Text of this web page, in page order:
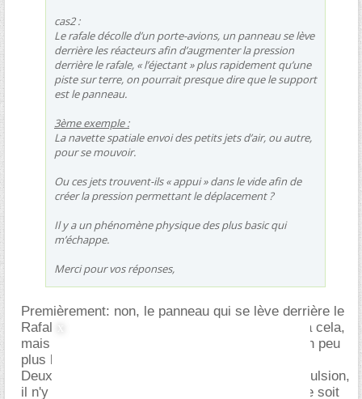
cas2 :
Le rafale décolle d’un porte-avions, un panneau se lève
derrière les réacteurs afin d’augmenter la pression
derrière le rafale, « l’éjectant » plus rapidement qu’une
piste sur terre, on pourrait presque dire que le support
est le panneau.
3ème exemple :
La navette spatiale envoi des petits jets d’air, ou autre,
pour se mouvoir.
Ou ces jets trouvent-ils « appui » dans le vide afin de
créer la pression permettant le déplacement ?
Il y a un phénomène physique des plus basic qui
m’échappe.
Merci pour vos réponses,
Premièrement: non, le panneau qui se lève derrière le
Rafale sur le pont du porte avions, ne sert pas à cela,
mais à protéger ce (et ceux) qui se trouve(nt) un peu
plus loin.
Deuxièmement, concernant précisément la propulsion,
il n'y jamais besoin de s'appuyer sur quoi que ce soit